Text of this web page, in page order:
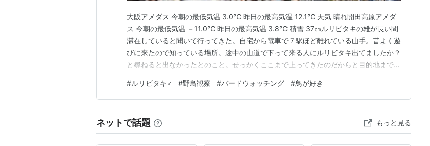
大阪アメダス 今朝の最低気温 3.0℃ 昨日の最高気温 12.1℃ 天気 晴れ開田高原アメダ
ス 今朝の最低気温 －11.0℃ 昨日の最高気温 3.8℃ 積雪 37㎝ルリビタキの雄が長い間
滞在していると聞いて行ってきた。自宅から電車で７駅ほど離れている山手。昔よく遊
びに来たので知っている場所。途中の山道で下って来る人にルリビタキ出てましたか？
と尋ねると出なかったとのこと。せっかくここまで上ってきたのだからと目的地まで行
は２℃寒い中ルリビタキのお出ましを待つことに。３０分以上は待っただろうか突然
上の方から小鳥が舞い下りた…
#ルリビタキ♂ #野鳥観察 #バードウォッチング #鳥が好き
ネットで話題 もっと見る